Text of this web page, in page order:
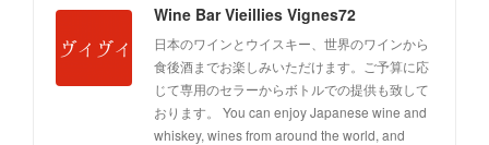
Wine Bar Vieillies Vignes72
日本のワインとウイスキー、世界のワインから
食後酒までお楽しみいただけます。ご予算に応
じて専用のセラーからボトルでの提供も致して
おります。 You can enjoy Japanese wine and
whiskey, wines from around the world, and